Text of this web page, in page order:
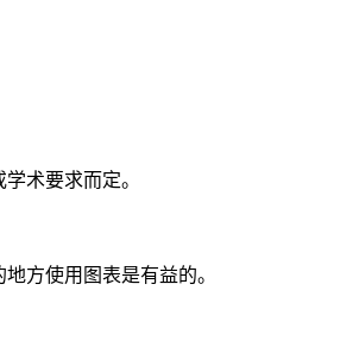
术要求而定。
方使用图表是有益的。